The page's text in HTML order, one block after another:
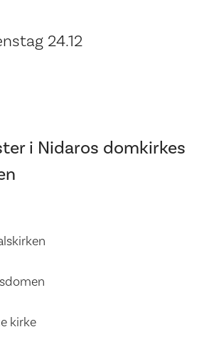
24.12
i Nidaros domkirkes
kirke